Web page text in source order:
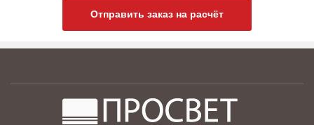
Отправить заказ на расчёт